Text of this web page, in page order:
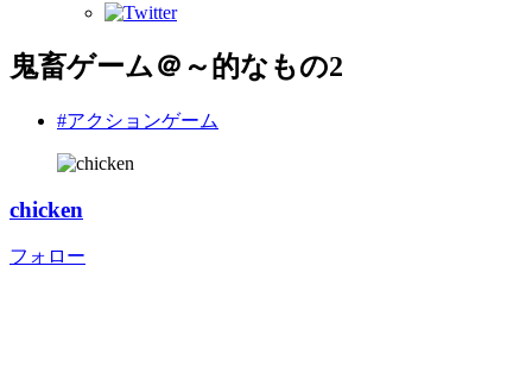
鬼畜ゲーム＠～的なもの2
#アクションゲーム
chicken
フォロー